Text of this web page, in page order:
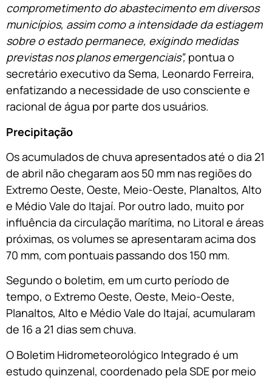
comprometimento do abastecimento em diversos
municípios, assim como a intensidade da estiagem
sobre o estado permanece, exigindo medidas
previstas nos planos emergenciais”, pontua o
secretário executivo da Sema, Leonardo Ferreira,
enfatizando a necessidade de uso consciente e
racional de água por parte dos usuários.
Precipitação
Os acumulados de chuva apresentados até o dia 21
de abril não chegaram aos 50 mm nas regiões do
Extremo Oeste, Oeste, Meio-Oeste, Planaltos, Alto
e Médio Vale do Itajaí. Por outro lado, muito por
influência da circulação marítima, no Litoral e áreas
próximas, os volumes se apresentaram acima dos
70 mm, com pontuais passando dos 150 mm.
Segundo o boletim, em um curto período de
tempo, o Extremo Oeste, Oeste, Meio-Oeste,
Planaltos, Alto e Médio Vale do Itajaí, acumularam
de 16 a 21 dias sem chuva.
O Boletim Hidrometeorológico Integrado é um
estudo quinzenal, coordenado pela SDE por meio